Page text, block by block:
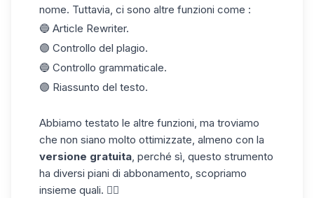
nome. Tuttavia, ci sono altre funzioni come :
🔵 Article Rewriter.
🟣 Controllo del plagio.
🔵 Controllo grammaticale.
🟣 Riassunto del testo.
Abbiamo testato le altre funzioni, ma troviamo
che non siano molto ottimizzate, almeno con la
versione gratuita, perché sì, questo strumento
ha diversi piani di abbonamento, scopriamo
insieme quali. 👇🏼